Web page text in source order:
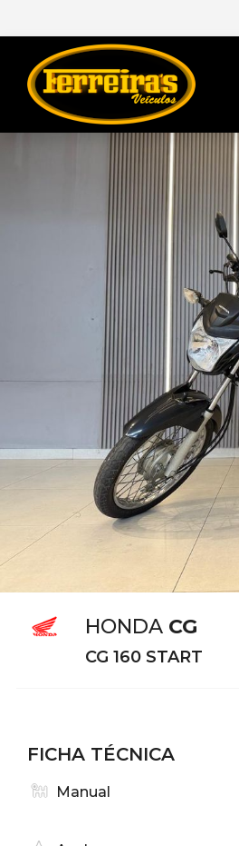
HONDA CG
CG 160 START
FICHA TÉCNICA
Manual